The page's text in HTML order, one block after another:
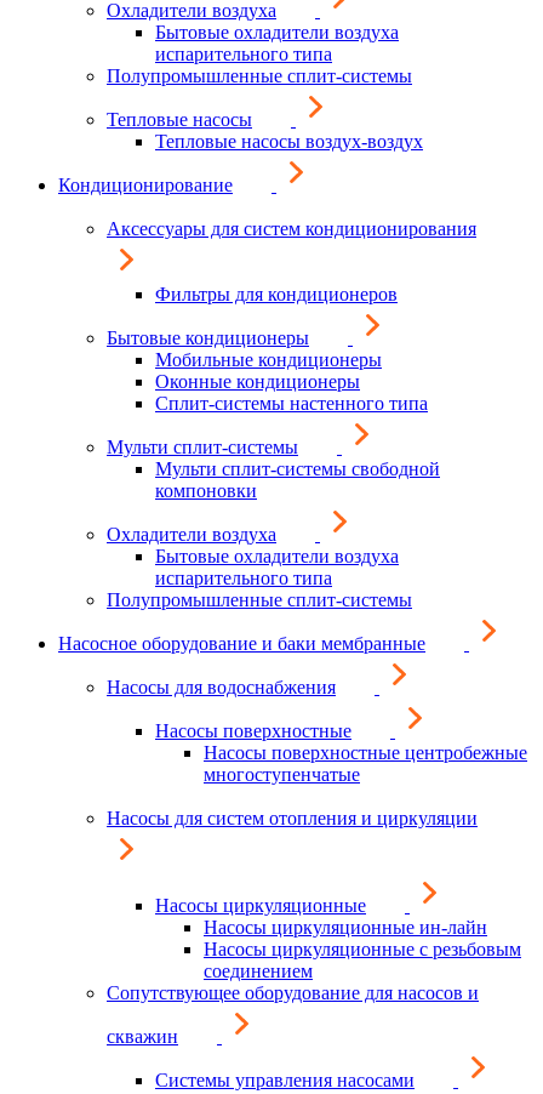
Охладители воздуха
Бытовые охладители воздуха
испарительного типа
Полупромышленные сплит-системы
Тепловые насосы
Тепловые насосы воздух-воздух
Кондиционирование
Аксессуары для систем кондиционирования
Фильтры для кондиционеров
Бытовые кондиционеры
Мобильные кондиционеры
Оконные кондиционеры
Сплит-системы настенного типа
Мульти сплит-системы
Мульти сплит-системы свободной
компоновки
Охладители воздуха
Бытовые охладители воздуха
испарительного типа
Полупромышленные сплит-системы
Насосное оборудование и баки мембранные
Насосы для водоснабжения
Насосы поверхностные
Насосы поверхностные центробежные
многоступенчатые
Насосы для систем отопления и циркуляции
Насосы циркуляционные
Насосы циркуляционные ин-лайн
Насосы циркуляционные с резьбовым
соединением
Сопутствующее оборудование для насосов и
скважин
Системы управления насосами